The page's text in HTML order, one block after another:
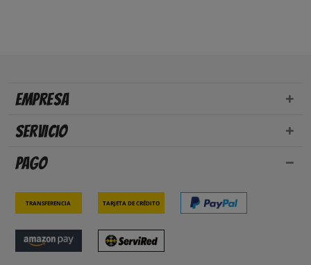
Empresa
Servicio
Pago
Transferencia Tarjeta de crédito